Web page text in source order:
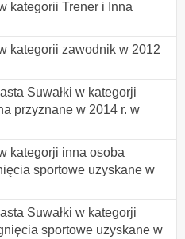
kategorii Trener i Inna
kategorii zawodnik w 2012
Suwałki w kategorji
przyznane w 2014 r. w
kategorji inna osoba
sportowe uzyskane w
Suwałki w kategorji
sportowe uzyskane w